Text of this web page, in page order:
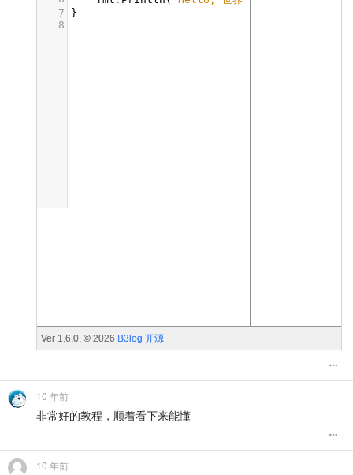
10 年前
非常好的教程，顺着看下来能懂
10 年前